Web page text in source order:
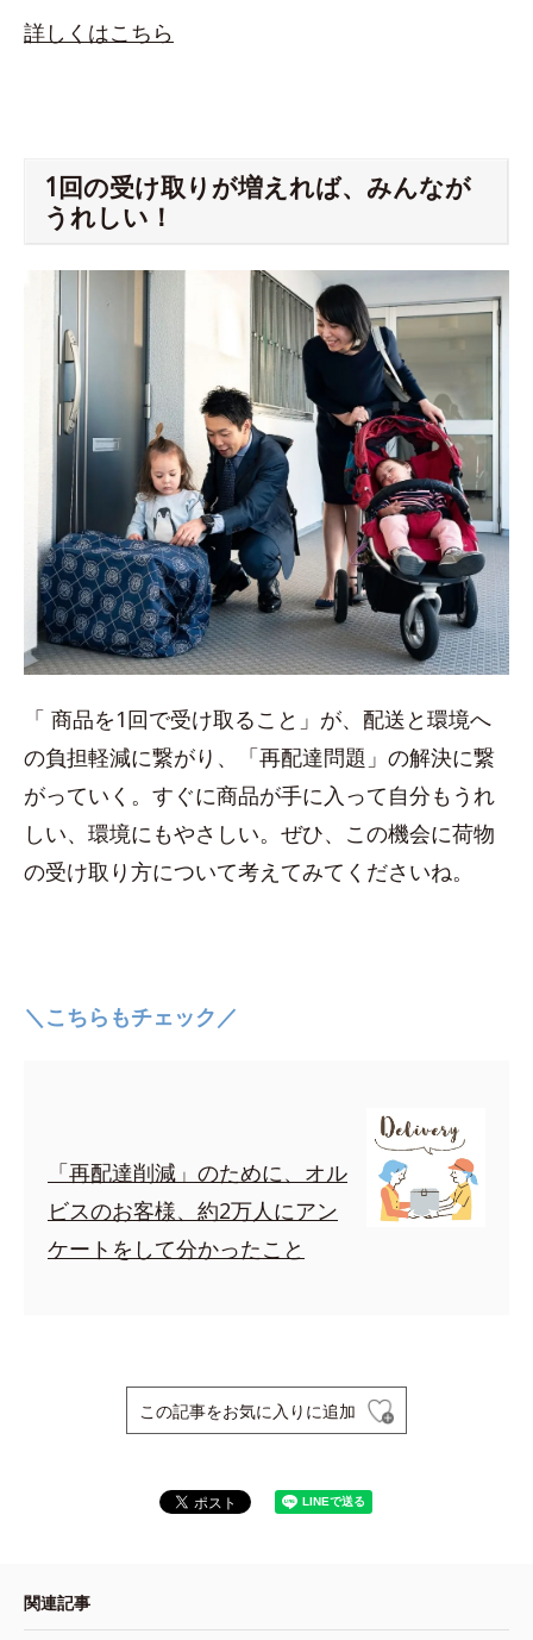
詳しくはこちら
1回の受け取りが増えれば、みんなが
うれしい！
「 商品を1回で受け取ること」が、配送と環境へ
の負担軽減に繋がり、「再配達問題」の解決に繋
がっていく。すぐに商品が手に入って自分もうれ
しい、環境にもやさしい。ぜひ、この機会に荷物
の受け取り方について考えてみてくださいね。
＼こちらもチェック／
「再配達削減」のために、オル
ビスのお客様、約2万人にアン
ケートをして分かったこと
この記事をお気に入りに追加
関連記事